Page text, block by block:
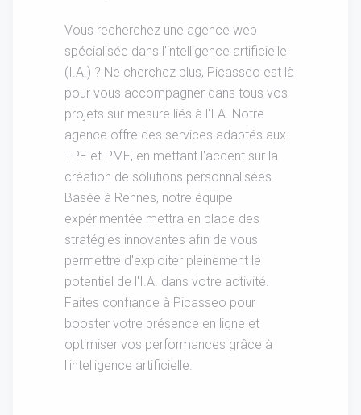
Vous recherchez une agence web
spécialisée dans l'intelligence artificielle
(I.A.) ? Ne cherchez plus, Picasseo est là
pour vous accompagner dans tous vos
projets sur mesure liés à l'I.A. Notre
agence offre des services adaptés aux
TPE et PME, en mettant l'accent sur la
création de solutions personnalisées.
Basée à Rennes, notre équipe
expérimentée mettra en place des
stratégies innovantes afin de vous
permettre d'exploiter pleinement le
potentiel de l'I.A. dans votre activité.
Faites confiance à Picasseo pour
booster votre présence en ligne et
optimiser vos performances grâce à
l'intelligence artificielle.